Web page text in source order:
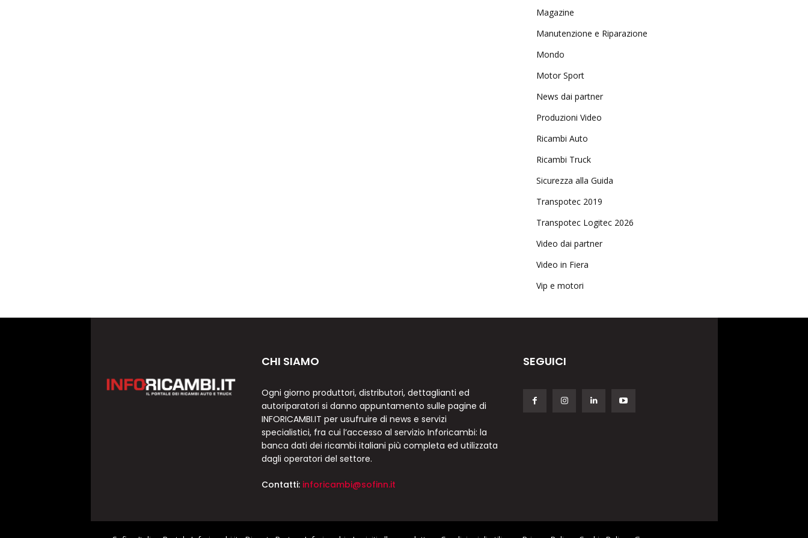
Magazine
Manutenzione e Riparazione
Mondo
Motor Sport
News dai partner
Produzioni Video
Ricambi Auto
Ricambi Truck
Sicurezza alla Guida
Transpotec 2019
Transpotec Logitec 2026
Video dai partner
Video in Fiera
Vip e motori
CHI SIAMO
Ogni giorno produttori, distributori, dettaglianti ed
autoriparatori si danno appuntamento sulle pagine di
INFORICAMBI.IT per usufruire di news e servizi
specialistici, fra cui l’accesso al servizio Inforicambi: la
banca dati dei ricambi italiani più completa ed utilizzata
dagli operatori del settore.
Contatti: inforicambi@sofinn.it
SEGUICI